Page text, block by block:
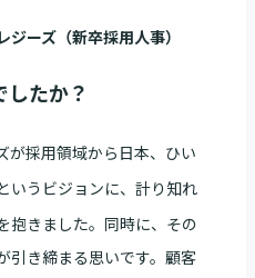
ーズ（新卒採用人事）
たか？
が採用領域から日本、ひい
いうビジョンに、計り知れ
抱きました。同時に、その
引き締まる思いです。顧客